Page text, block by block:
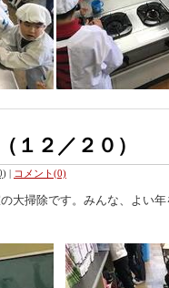
２／２０）
) コメント(0)
大掃除です。みんな、よい年